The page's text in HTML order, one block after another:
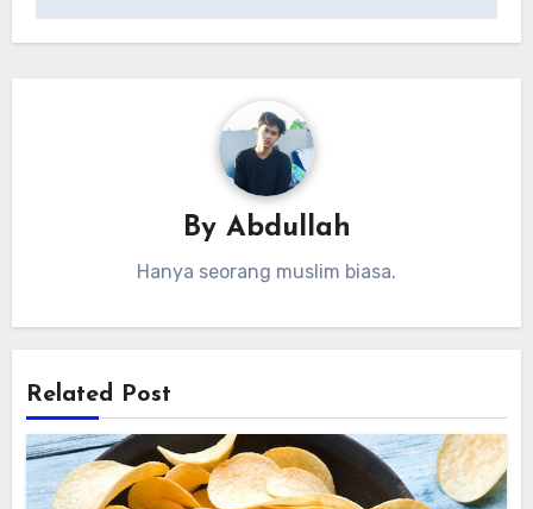
By Abdullah
Hanya seorang muslim biasa.
Related Post